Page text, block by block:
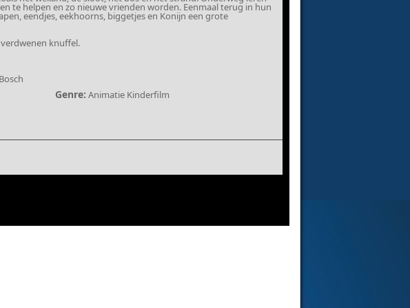
te helpen en zo nieuwe vrienden worden. Eenmaal terug in hun
eendjes, eekhoorns, biggetjes en Konijn een grote
verdwenen knuffel.
Genre: Animatie Kinderfilm